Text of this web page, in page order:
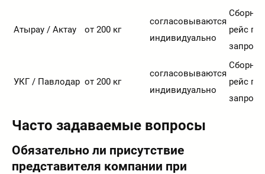
Атырау / Актау от 200 кг
согласовываются
индивидуально
рейс по
запросу
УКГ / Павлодар от 200 кг
согласовываются
индивидуально
рейс по
запросу
Часто задаваемые вопросы
Обязательно ли присутствие
представителя компании при